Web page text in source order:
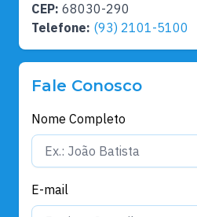
CEP: 68030-290
Telefone: (93) 2101-5100
Fale Conosco
Nome Completo
E-mail